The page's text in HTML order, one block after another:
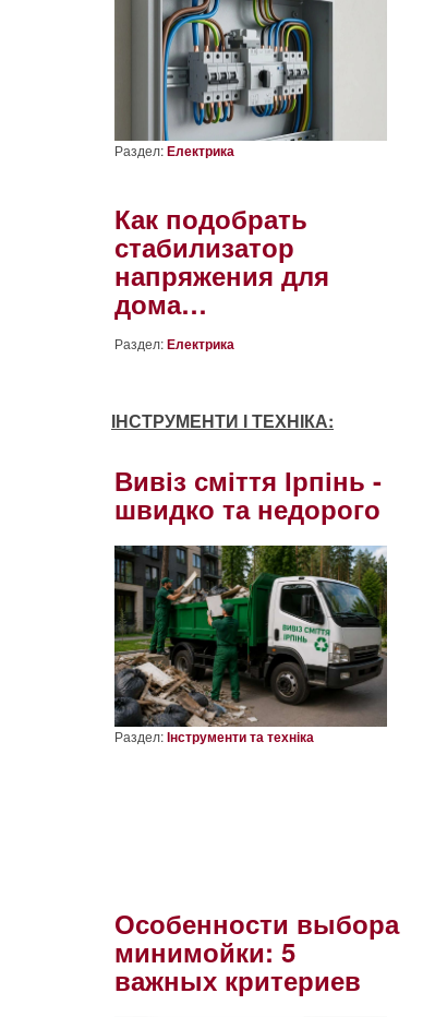
Раздел:Електрика
Как подобрать
стабилизатор
напряжения для
дома…
Раздел:Електрика
ІНСТРУМЕНТИ І ТЕХНІКА:
Вивіз сміття Ірпінь -
швидко та недорого
Раздел:Інструменти та техніка
Особенности выбора
минимойки: 5
важных критериев